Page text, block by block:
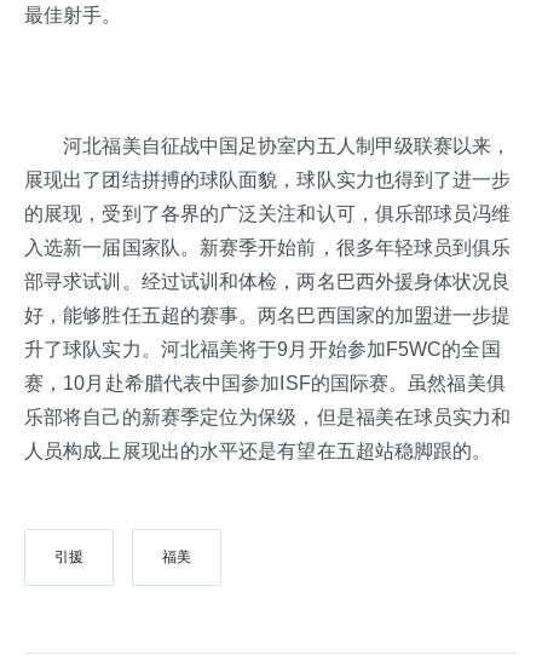
最佳射手。
河北福美自征战中国足协室内五人制甲级联赛以来，
展现出了团结拼搏的球队面貌，球队实力也得到了进一步
的展现，受到了各界的广泛关注和认可，俱乐部球员冯维
入选新一届国家队。新赛季开始前，很多年轻球员到俱乐
部寻求试训。经过试训和体检，两名巴西外援身体状况良
好，能够胜任五超的赛事。两名巴西国家的加盟进一步提
升了球队实力。河北福美将于9 月开始参加F5WC的全国
赛， 10月赴希腊代表中国参加 ISF的国际赛。虽然福美俱
乐部将自己的新赛季定位为保级，但是福美在球员实力和
人员构成上展现出的水平还是有望在五超站稳脚跟的。
引援 福美